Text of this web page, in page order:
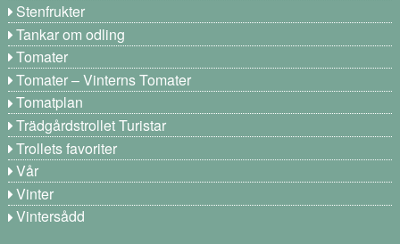
Stenfrukter
Tankar om odling
Tomater
Tomater – Vinterns Tomater
Tomatplan
Trädgårdstrollet Turistar
Trollets favoriter
Vår
Vinter
Vintersådd